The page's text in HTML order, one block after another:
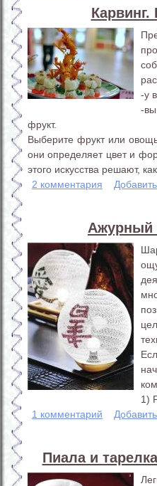
Карвинг.
-у
-
фрукт.
Выберите фрукт или
они определяет цвет и
этого искусства решают,
2 комментария
Ажурный
1)
1 комментарий
Пиала и